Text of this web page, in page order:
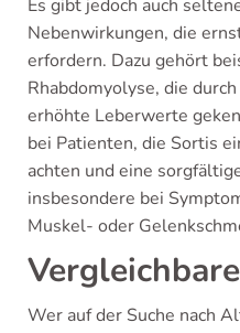
Es gibt jedoch auch
Nebenwirkungen, die
erfordern. Dazu gehört
Rhabdomyolyse, die
erhöhte Leberwerte
bei Patienten, die Sortis
achten und eine
insbesondere bei
Muskel- oder
Wer auf der Suche nach